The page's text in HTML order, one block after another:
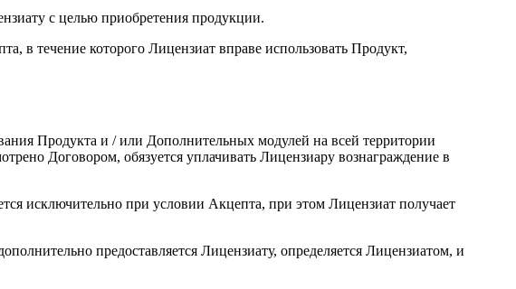
с целью приобретения продукции.
в течение которого Лицензиат вправе использовать Продукт,
Продукта и / или Дополнительных модулей на всей территории
Договором, обязуется уплачивать Лицензиару вознаграждение в
исключительно при условии Акцепта, при этом Лицензиат получает
предоставляется Лицензиату, определяется Лицензиатом, и